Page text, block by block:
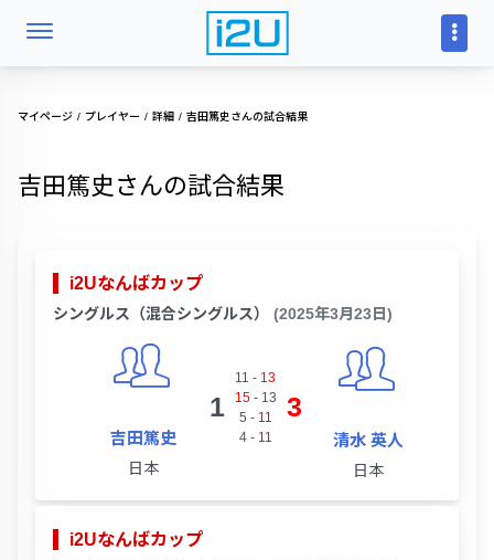
マイページ プレイヤー 詳細 吉田篤史さんの試合結果
吉田篤史さんの試合結果
i2Uなんばカップ
シングルス（混合シングルス） (2025年3月23日)
吉田篤史
日本
1
11 - 13
15- 13
5 - 11
4- 11
3
清水 英人
日本
i2Uなんばカップ